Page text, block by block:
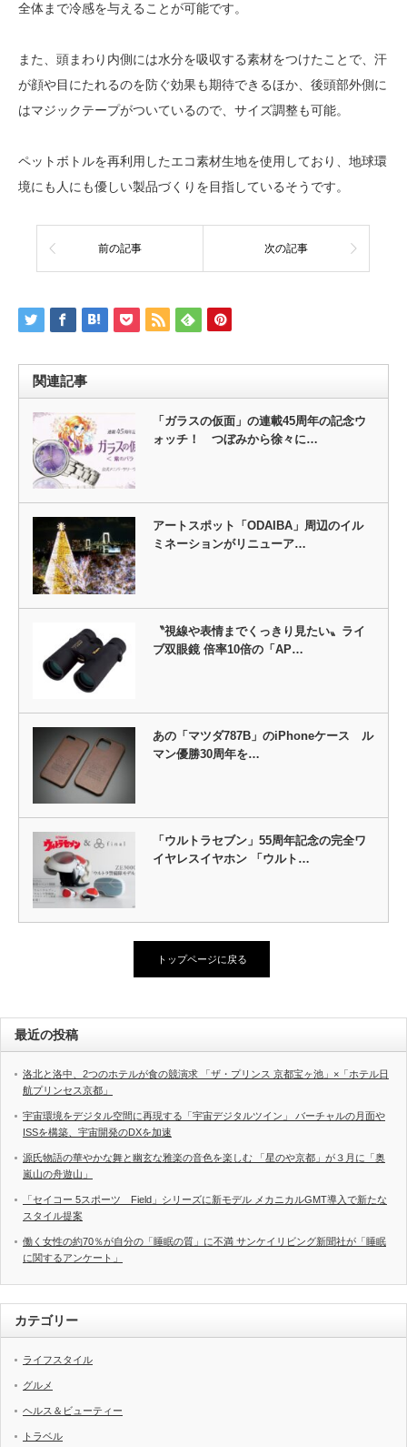
全体まで冷感を与えることが可能です。
また、頭まわり内側には水分を吸収する素材をつけたことで、汗
が顔や目にたれるのを防ぐ効果も期待できるほか、後頭部外側に
はマジックテープがついているので、サイズ調整も可能。
ペットボトルを再利用したエコ素材生地を使用しており、地球環
境にも人にも優しい製品づくりを目指しているそうです。
前の記事 次の記事
関連記事
「ガラスの仮面」の連載45周年の記念ウ
ォッチ！ つぼみから徐々に…
アートスポット「ODAIBA」周辺のイル
ミネーションがリニューア…
〝視線や表情までくっきり見たい〟ライ
ブ双眼鏡 倍率10倍の「AP…
あの「マツダ787B」のiPhoneケース ル
マン優勝30周年を…
「ウルトラセブン」55周年記念の完全ワ
イヤレスイヤホン 「ウルト…
トップページに戻る
最近の投稿
洛北と洛中、2つのホテルが食の競演求 「ザ・プリンス 京都宝ヶ池」×「ホテル日
航プリンセス京都」
宇宙環境をデジタル空間に再現する「宇宙デジタルツイン」 バーチャルの月面や
ISSを構築、宇宙開発のDXを加速
源氏物語の華やかな舞と幽玄な雅楽の音色を楽しむ 「星のや京都」が３月に「奥
嵐山の舟遊山」
「セイコー 5スポーツ Field」シリーズに新モデル メカニカルGMT導入で新たな
スタイル提案
働く女性の約70％が自分の「睡眠の質」に不満 サンケイリビング新聞社が「睡眠
に関するアンケート」
カテゴリー
ライフスタイル
グルメ
ヘルス＆ビューティー
トラベル